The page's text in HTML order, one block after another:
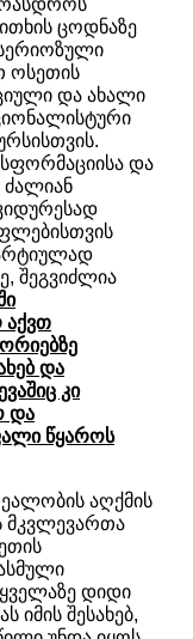
ცოდნაზე
ოსეთის
და ახალი
და
ძალიან
შეგვიძლია
აქვთ
და
კი
და
წყაროს
აღქმის
მკვლევართა
დიდი
იმის შესახებ,